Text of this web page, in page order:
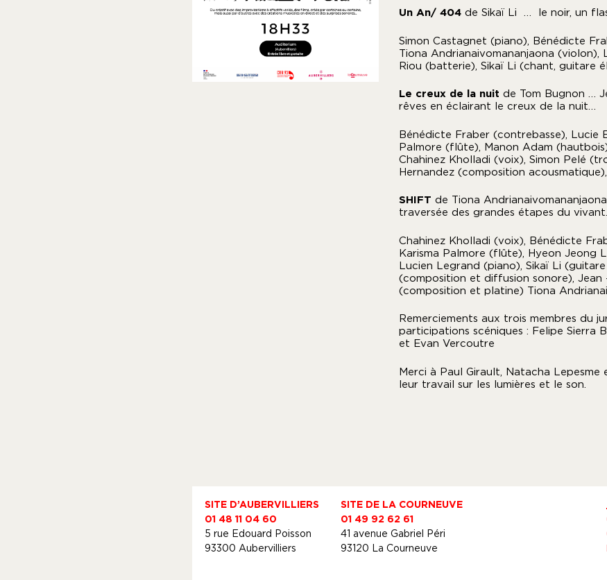
Un An/ 404 de Sikaï Li … le noir, un
Simon Castagnet (piano), Bénédicte
Tiona Andrianaivomananjaona (violon),
Riou (batterie), Sikaï Li (chant, guitare
Le creux de la nuit de Tom Bugnon …
rêves en éclairant le creux de la nuit…
Bénédicte Fraber (contrebasse), Lucie
Palmore (flûte), Manon Adam
Chahinez Kholladi (voix), Simon Pelé
Hernandez (composition
SHIFT de Tiona
traversée des grandes étapes du vivant…
Chahinez Kholladi (voix), Bénédicte
Karisma Palmore (flûte), Hyeon Jeong
Lucien Legrand (piano), Sikaï Li
(composition et diffusion sonore), Jean
(composition et platine) Tiona
Remerciements aux trois membres du
participations scéniques : Felipe Sierra
et Evan Vercoutre
Merci à Paul Girault, Natacha
leur travail sur les lumières et le son.
SITE D’AUBERVILLIERS
01 48 11 04 60
5 rue Edouard Poisson
93300 Aubervilliers
SITE DE LA COURNEUVE
01 49 92 62 61
41 avenue Gabriel Péri
93120 La Courneuve